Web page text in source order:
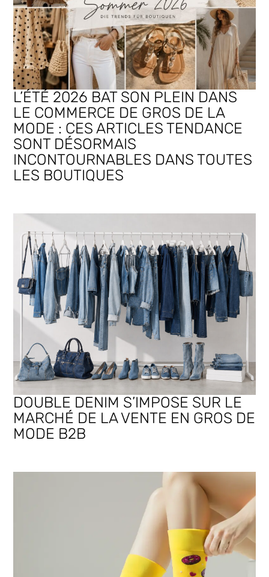
L’ÉTÉ 2026 BAT SON PLEIN DANS
LE COMMERCE DE GROS DE LA
MODE : CES ARTICLES TENDANCE
SONT DÉSORMAIS
INCONTOURNABLES DANS TOUTES
LES BOUTIQUES
DOUBLE DENIM S’IMPOSE SUR LE
MARCHÉ DE LA VENTE EN GROS DE
MODE B2B